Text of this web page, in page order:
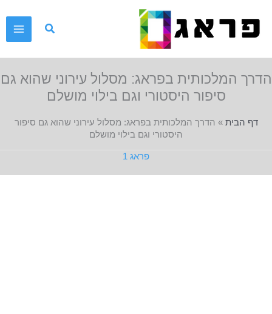
לתוכן
הדרך המלכותית בפראג: מסלול עירוני שהוא גם
סיפור היסטורי וגם בילוי מושלם
דף הבית » הדרך המלכותית בפראג: מסלול עירוני שהוא גם סיפור
היסטורי וגם בילוי מושלם
פראג 1